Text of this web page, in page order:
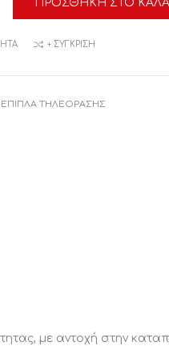
ΠΡΟΣΘΉΚΗ ΣΤΟ
+ ΣΎΓΚΡΙΣΗ
ΕΠΙΠΛΑ ΤΗΛΕΟΡΑΣΗΣ
με αντοχή στην